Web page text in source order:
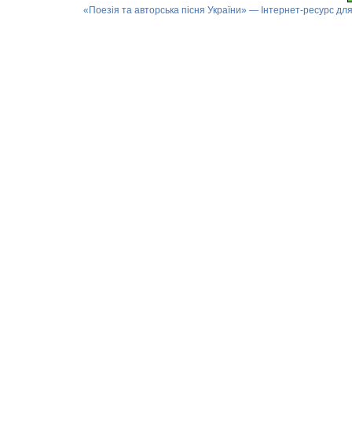
«Поезія та авторська пісня України» — Інтернет-ресурс